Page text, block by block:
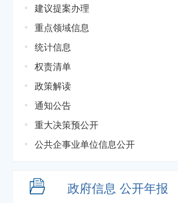
建议提案办理
重点领域信息
统计信息
权责清单
政策解读
通知公告
重大决策预公开
公共企事业单位信息公开
政府信息 公开年报